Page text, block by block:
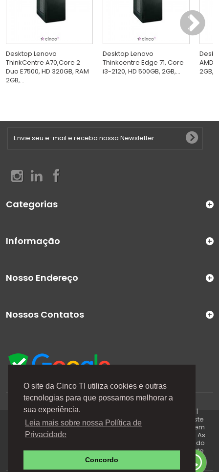
O site da Cinco TI utiliza cookies e outras
tecnologias para que possamos melhorar a
sua experiência.
Leia mais sobre nossa Política de
Privacidade
Concordo
Desktop Lenovo
ThinkCentre A70,Core 2
Duo E7500, HD 320GB, RAM
2GB,...
Desktop Lenovo
Thinkcentre Edge 71, Core
i3-2120, HD 500GB, 2GB,...
AMD
2GB,
Categorias
Informação
A Cinco TI (5TI) é uma marca registrada de CINCO TI
COMERCIO E SERVICOS LTDA | CNPJ: 08.307.867/0001-04 |
Todos os direitos reservados. Os preços anunciados neste
site ou via e-mails promocionais podem ser alterados sem
prévio aviso. A 5TI não é responsável por erros descritos. As
fotos contidas nessa página são meramente ilustrativas do
produto e podem variar de acordo com o fornecedor/lote
do fabricante. Este site trabalha 100% em criptografia SSL.
Nosso Endereço
Nossos Contatos